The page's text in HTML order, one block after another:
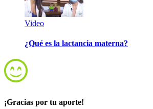
Video
¿Qué es la lactancia materna?
¡Gracias por tu aporte!